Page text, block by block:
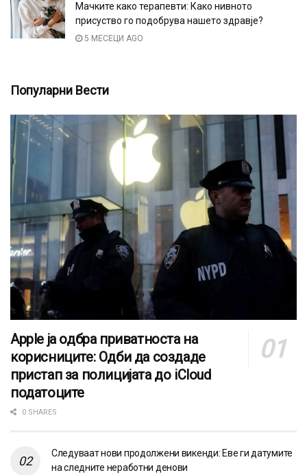
Мачките како терапевти: Како нивното
присуство го подобрува нашето здравје?
5 МЕСЕЦИ AGO
Популарни Вести
Apple ја одбра приватноста на
корисниците: Одби да создаде
пристап за полицијата до iCloud
податоците
0 SHARES
Следуваат нови продолжени викенди: Еве ги датумите
на следните неработни денови